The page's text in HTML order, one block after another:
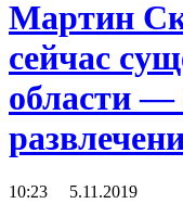
Мартин
сейчас
области —
10:23 5.11.2019